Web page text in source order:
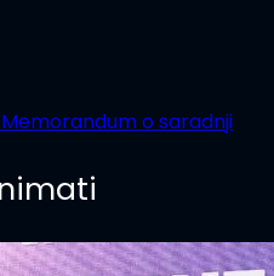
o saradnji